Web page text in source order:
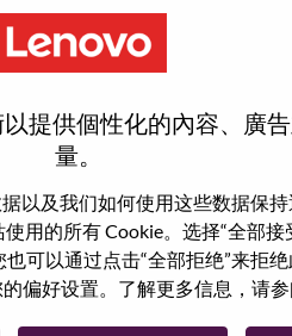
提供個性化的內容、廣
量。
以及我们如何使用这些数据保
用的所有 Cookie。选择“全部
可以通过点击“全部拒绝”来拒
偏好设置。了解更多信息，请
then click
密码。